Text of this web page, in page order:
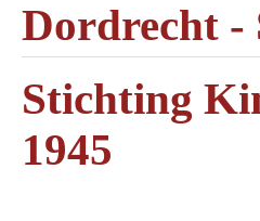
Dordrecht -
Stichting
1945